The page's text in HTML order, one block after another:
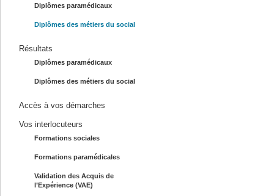
Diplômes paramédicaux
Diplômes des métiers du social
Résultats
Diplômes paramédicaux
Diplômes des métiers du social
Accès à vos démarches
Vos interlocuteurs
Formations sociales
Formations paramédicales
Validation des Acquis de
l’Expérience (VAE)